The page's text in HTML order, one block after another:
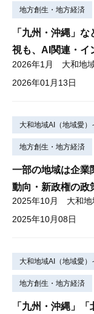
地方創生・地方経済
「九州・沖縄」
視も、AI関連・イ
2026年1月 大和地
2026年01月13日
大和地域AI（地域愛）
地方創生・地方経済
一部の地域は企業
動向・新政権の政
2025年10月 大和地
2025年10月08日
大和地域AI（地域愛）
地方創生・地方経済
「九州・沖縄」